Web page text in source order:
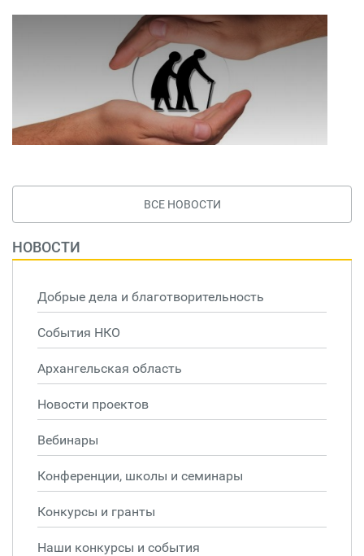
ВСЕ НОВОСТИ
НОВОСТИ
Добрые дела и благотворительность
События НКО
Архангельская область
Новости проектов
Вебинары
Конференции, школы и семинары
Конкурсы и гранты
Наши конкурсы и события